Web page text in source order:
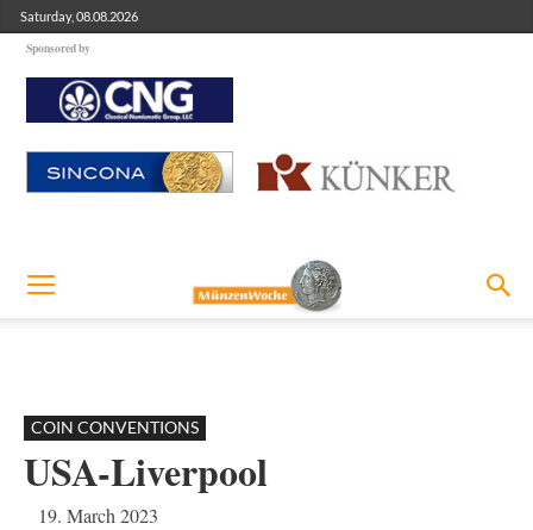
Saturday, 08.08.2026
Sponsored by
COIN CONVENTIONS
USA-Liverpool
19. March 2023